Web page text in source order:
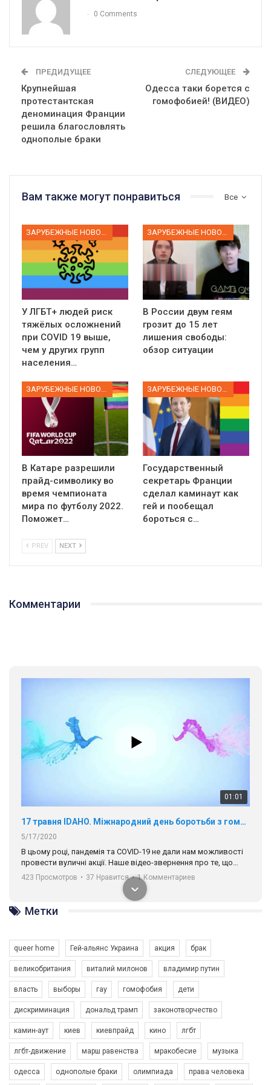
0 Comments
ПРЕДИДУЩЕЕ
Крупнейшая
протестантская
деноминация Франции
решила благословлять
однополые браки
СЛЕДУЮЩЕЕ
Одесса таки борется с
гомофобией! (ВИДЕО)
Все
Вам также могут понравиться
ЗАРУБЕЖНЫЕ НОВОСТИ
У ЛГБТ+ людей риск
тяжёлых осложнений
при COVID 19 выше,
чем у других групп
населения…
ЗАРУБЕЖНЫЕ НОВОСТИ
В России двум геям
грозит до 15 лет
лишения свободы:
обзор ситуации
В Катаре разрешили
прайд-символику во
время чемпионата
мира по футболу 2022.
Поможет…
Государственный
секретарь Франции
сделал каминаут как
гей и пообещал
бороться с…
PREV NEXT
Комментарии
01:01
17 травня IDAHO. Міжнародний день боротьби з гомофобією трансфобією і біфобія.
5/17/2020
В цьому році, пандемія та COVІD-19 не дали нам можливості
провести вуличні акції. Наше відео-звернення про те, що
навіть коли ми у різних містах та не можемо зустрінеться, ми
разом. Ми закликаємо всіх хто поділяє цінності рівності та
солідарності, приєднатися до нас. Регіональні підрозділи
ГАУ є в 16 областях України.
Разом наш голос лунає гучніше!
423 Просмотров • 37 Нравится • 1 Комментариев
Зупинимо насильство проти ЛГБТ в Україні! Stop violence against LGBT in Ukraine!
6/30/2017
Метки
queer home Гей-альянс Украина акция брак
великобритания виталий милонов владимир путин
власть выборы гау гомофобия дети
дискриминация дональд трамп законотворчество
камин-аут киев киевпрайд кино лгбт
лгбт-движение марш равенства мракобесие музыка
одесса однополые браки олимпиада права человека